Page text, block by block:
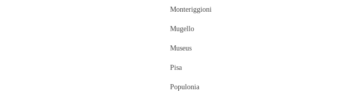
Monteriggioni
Mugello
Museus
Pisa
Populonia